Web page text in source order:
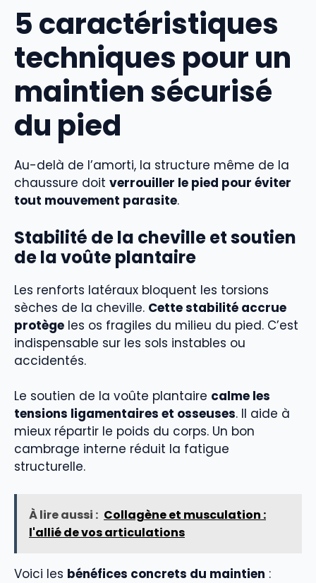
5 caractéristiques
techniques pour un
maintien sécurisé
du pied
Au-delà de l’amorti, la structure même de la
chaussure doit verrouiller le pied pour éviter
tout mouvement parasite.
Stabilité de la cheville et soutien
de la voûte plantaire
Les renforts latéraux bloquent les torsions
sèches de la cheville. Cette stabilité accrue
protège les os fragiles du milieu du pied. C’est
indispensable sur les sols instables ou
accidentés.
Le soutien de la voûte plantaire calme les
tensions ligamentaires et osseuses. Il aide à
mieux répartir le poids du corps. Un bon
cambrage interne réduit la fatigue
structurelle.
À lire aussi : Collagène et musculation :
l'allié de vos articulations
Voici les bénéfices concrets du maintien :